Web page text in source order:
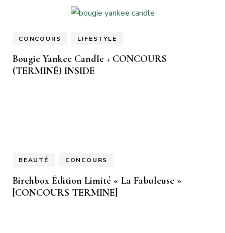
CONCOURS LIFESTYLE
Bougie Yankee Candle + CONCOURS
(TERMINÉ) INSIDE
BEAUTÉ CONCOURS
Birchbox Édition Limité « La Fabuleuse »
[CONCOURS TERMINE]